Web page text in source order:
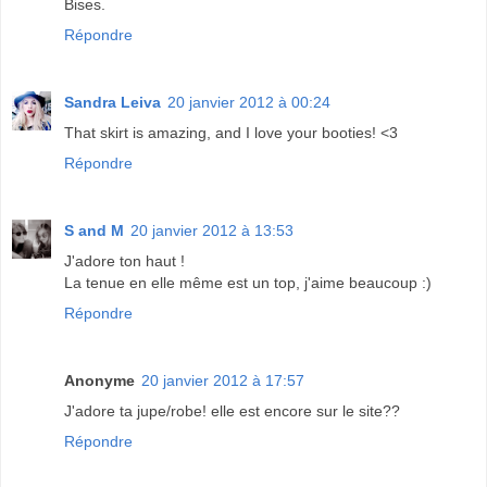
Bises.
Répondre
Sandra Leiva 20 janvier 2012 à 00:24
That skirt is amazing, and I love your booties! <3
Répondre
S and M 20 janvier 2012 à 13:53
J'adore ton haut !
La tenue en elle même est un top, j'aime beaucoup :)
Répondre
Anonyme 20 janvier 2012 à 17:57
J'adore ta jupe/robe! elle est encore sur le site??
Répondre